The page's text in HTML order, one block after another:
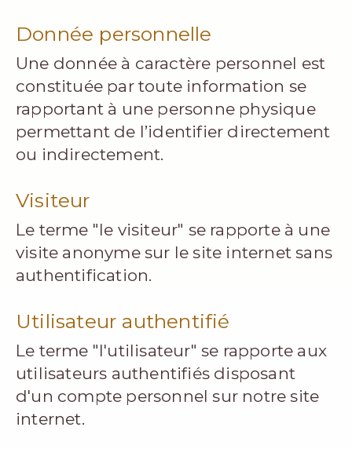
Donnée personnelle
Une donnée à caractère personnel est
constituée par toute information se
rapportant à une personne physique
permettant de l’identifier directement
ou indirectement.
Visiteur
Le terme "le visiteur" se rapporte à une
visite anonyme sur le site internet sans
authentification.
Utilisateur authentifié
Le terme "l'utilisateur" se rapporte aux
utilisateurs authentifiés disposant
d'un compte personnel sur notre site
internet.